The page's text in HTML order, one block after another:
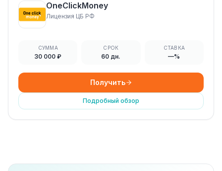
OneClickMoney
Лицензия ЦБ РФ
СУММА
30 000 ₽
СРОК
60 дн.
СТАВКА
—%
Получить
Подробный обзор